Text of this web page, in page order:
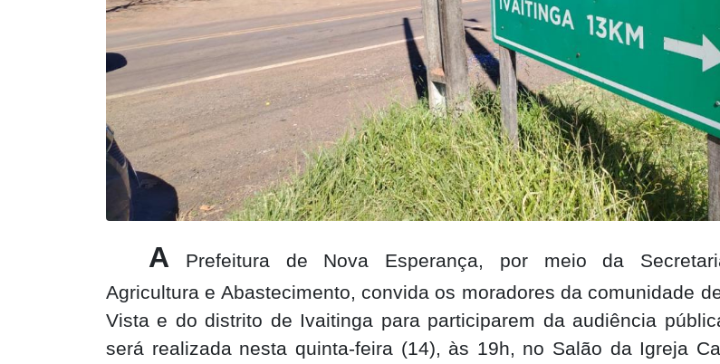
A Prefeitura de Nova Esperança, por meio da
Agricultura e Abastecimento, convida os moradores da comunidade
Vista e do distrito de Ivaitinga para participarem da audiência
será realizada nesta quinta-feira (14), às 19h, no Salão da Igreja